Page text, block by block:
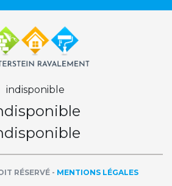
indisponible
RÉSERVÉ - MENTIONS LÉGALES